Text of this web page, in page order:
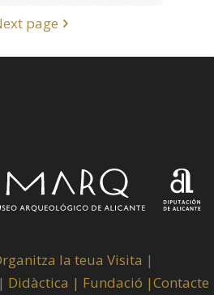
page
la teua Visita |
| Didàctica | Fundació |Contacte